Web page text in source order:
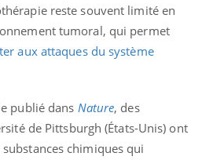
reste souvent limité en
tumoral, qui permet
aux attaques du système
publié dans Nature, des
de Pittsburgh (États-Unis) ont
chimiques qui